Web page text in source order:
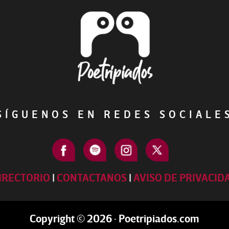
EN REDES
| CONTACTANOS| AVISO DE
Copyright © 2026 · Poetripiados.com